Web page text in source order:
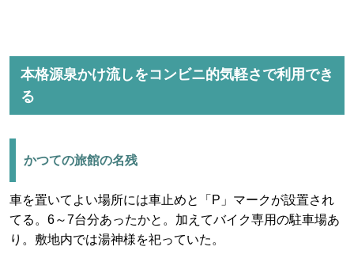
本格源泉かけ流しをコンビニ的気軽さで利用でき
る
かつての旅館の名残
車を置いてよい場所には車止めと「P」マークが設置され
てる。6～7台分あったかと。加えてバイク専用の駐車場あ
り。敷地内では湯神様を祀っていた。